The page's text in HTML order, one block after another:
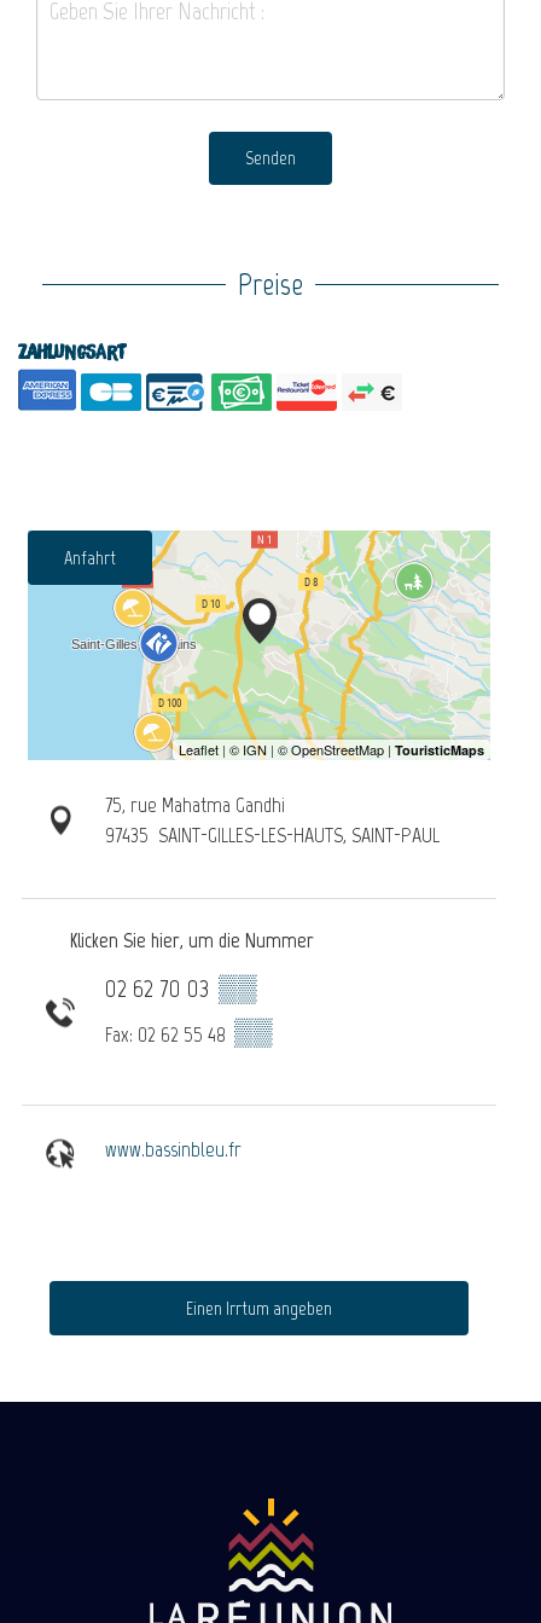
Senden
Preise
Zahlungsart
Anfahrt
75, rue Mahatma Gandhi
97435 SAINT-GILLES-LES-HAUTS, SAINT-PAUL
Klicken Sie hier, um die Nummer
02 62 70 03 ▒▒
Fax: 02 62 55 48 ▒▒
www.bassinbleu.fr
Einen Irrtum angeben